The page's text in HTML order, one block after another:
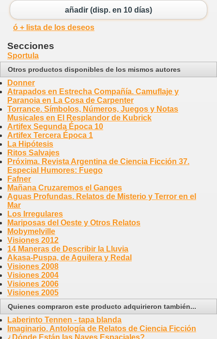
añadir (disp. en 10 días)
ó + lista de los deseos
Secciones
Sportula
Otros productos disponibles de los mismos autores
Donner
Atrapados en Estrecha Compañía. Camuflaje y
Paranoia en La Cosa de Carpenter
Torrance. Símbolos, Números, Juegos y Notas
Musicales en El Resplandor de Kubrick
Artifex Segunda Época 10
Artifex Tercera Época 1
La Hipótesis
Ritos Salvajes
Próxima. Revista Argentina de Ciencia Ficción 37.
Especial Humores: Fuego
Fafner
Mañana Cruzaremos el Ganges
Aguas Profundas. Relatos de Misterio y Terror en el
Mar
Los Irregulares
Mariposas del Oeste y Otros Relatos
Mobymelville
Visiones 2012
14 Maneras de Describir la Lluvia
Akasa-Puspa, de Aguilera y Redal
Visiones 2008
Visiones 2004
Visiones 2006
Visiones 2005
Quienes compraron este producto adquirieron también...
Laberinto Tennen - tapa blanda
Imaginario. Antología de Relatos de Ciencia Ficción